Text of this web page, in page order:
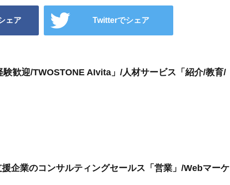
ェア Twitterでシェア
歓迎/TWOSTONE AIvita」/人材サービス「紹介/教育/
企業のコンサルティングセールス「営業」/Webマーケ